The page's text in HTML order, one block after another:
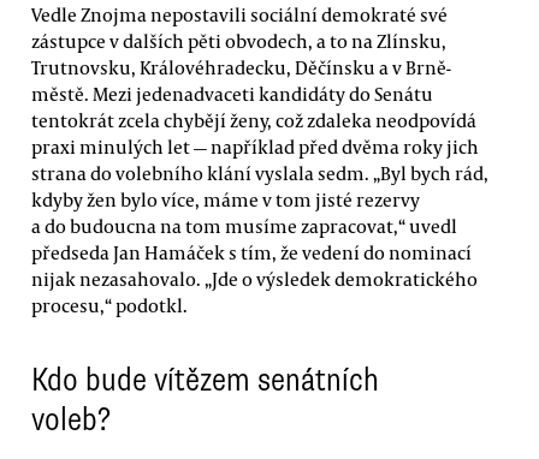
Vedle Znojma nepostavili sociální demokraté své
zástupce v dalších pěti obvodech, a to na Zlínsku,
Trutnovsku, Královéhradecku, Děčínsku a v Brně-
městě. Mezi jedenadvaceti kandidáty do Senátu
tentokrát zcela chybějí ženy, což zdaleka neodpovídá
praxi minulých let — například před dvěma roky jich
strana do volebního klání vyslala sedm. „Byl bych rád,
kdyby žen bylo více, máme v tom jisté rezervy
a do budoucna na tom musíme zapracovat,“ uvedl
předseda Jan Hamáček s tím, že vedení do nominací
nijak nezasahovalo. „Jde o výsledek demokratického
procesu,“ podotkl.
Kdo bude vítězem senátních
voleb?